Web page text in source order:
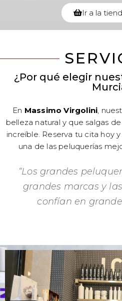
Ir a la
¿Por qué elegir
En Massimo Virgolini,
belleza natural y que salgas
increíble. Reserva tu cita hoy
una de las peluquerías
“Los grandes
grandes marcas y
confían en